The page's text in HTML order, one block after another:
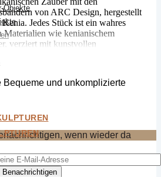
Objekte
von ARC Design, hergestellt
Jedes Stück ist ein wahres
Materialien wie kenianischem
verziert mit kunstvollen
handgefertigter Kunst aus Afrika!
Bequeme und unkomplizierte
wenn wieder da
Benachrichtigen